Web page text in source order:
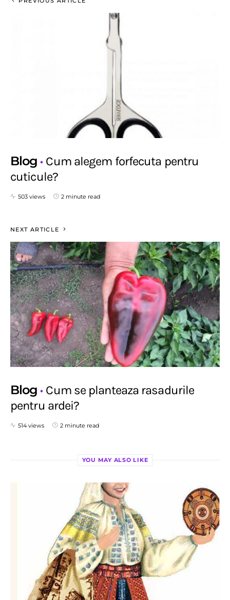
Blog
Cum alegem forfecuta pentru
cuticule?
503 views 2 minute read
NEXT ARTICLE
Blog
Cum se planteaza rasadurile
pentru ardei?
514 views 2 minute read
YOU MAY ALSO LIKE